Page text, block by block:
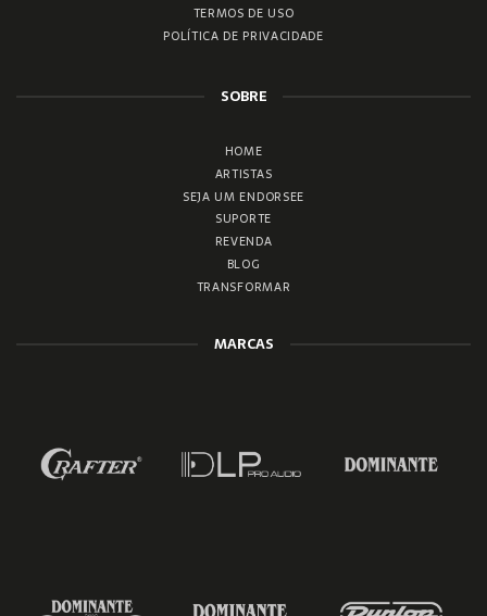
TERMOS DE USO
POLÍTICA DE PRIVACIDADE
SOBRE
HOME
ARTISTAS
SEJA UM ENDORSEE
SUPORTE
REVENDA
BLOG
TRANSFORMAR
MARCAS